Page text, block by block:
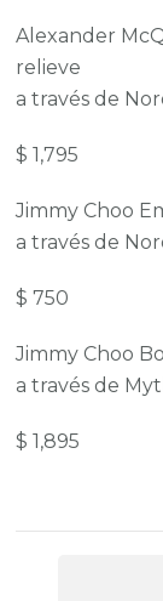
Alexander
relieve
a través de
$ 1,795
Jimmy Choo
a través de
$ 750
Jimmy Choo
a través de
$ 1,895